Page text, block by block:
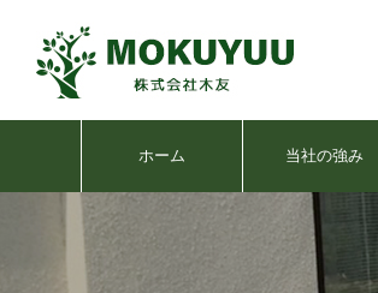
ホーム 当社の強み